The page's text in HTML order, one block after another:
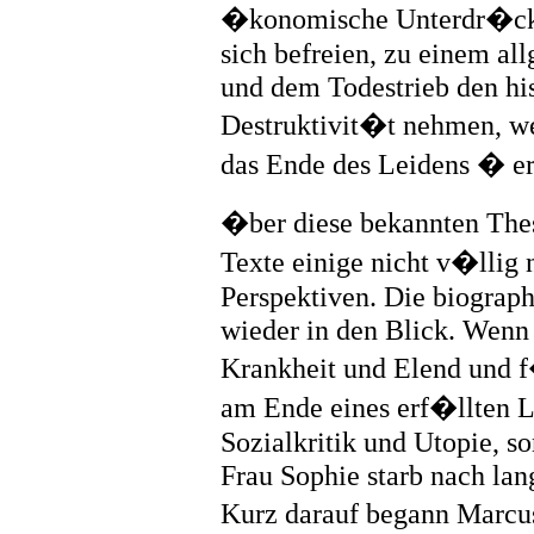
�konomische
sich befreien, zu einem
und dem Todestrieb den
Destruktivit�t nehmen,
das Ende des Leidens �
�ber diese bekannten
Texte einige nicht v�llig
Perspektiven. Die
wieder in den Blick.
Krankheit und Elend und
am Ende eines erf�llten
Sozialkritik und Utopie,
Frau Sophie starb nach
Kurz darauf begann